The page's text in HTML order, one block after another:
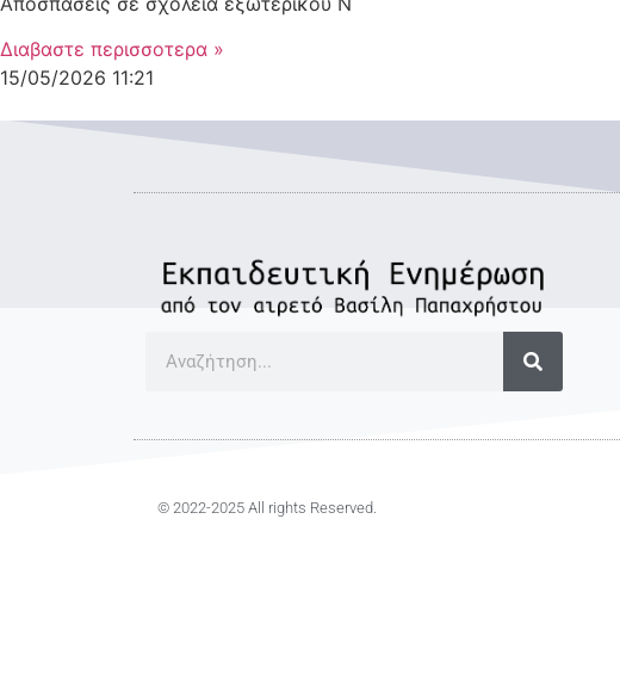
Διαβαστε περισσοτερα »
15/05/2026 11:21
© 2022-2025 All rights Reserved.